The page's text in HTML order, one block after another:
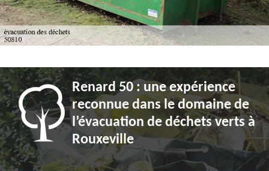
Renard 50 : une expérience
reconnue dans le domaine de
l’évacuation de déchets verts à
Rouxeville